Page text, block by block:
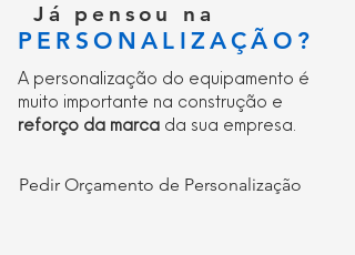
Já pensou na
PERSONALIZAÇÃO?
A personalização do equipamento é
muito importante na construção e
reforço da marca da sua empresa.
Pedir Orçamento de Personalização